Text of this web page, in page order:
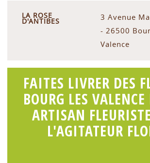
LA ROSE
D'ANTIBES
3 Avenue
- 26500
Valence
FAITES LIVRER DES
BOURG LES
ARTISAN
L'AGITATEUR